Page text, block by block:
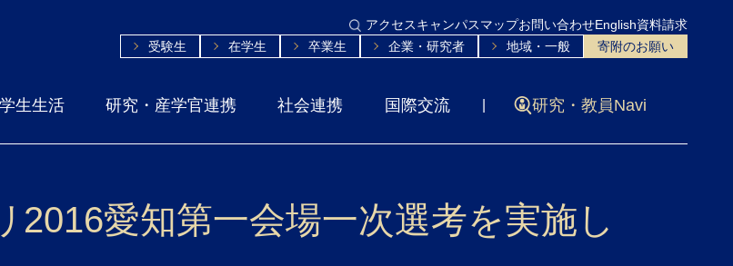
アクセスキャンパスマップお問い合わせEnglish資料請求
受験生
在学生 卒業生 企業・研究者 地域・一般 寄附のお願い
学生生活 研究・産学官連携 社会連携 国際交流 研究・教員Navi
2016愛知第一会場一次選考を実施し